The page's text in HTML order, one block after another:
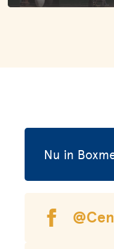
Nu in